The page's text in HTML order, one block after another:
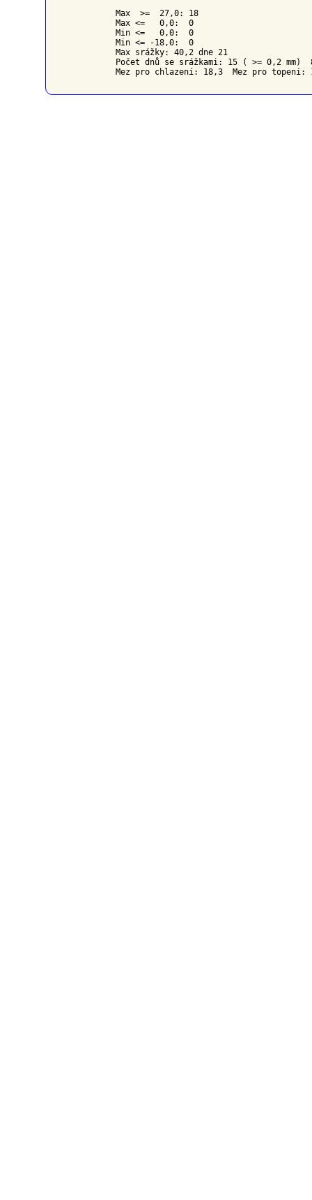
Max  >=  27,0: 18
Max <=   0,0:  0
Min <=   0,0:  0
Min <= -18,0:  0
Max srážky: 40,2 dne 21
Počet dnů se srážkami: 15 ( >= 0,2 mm)